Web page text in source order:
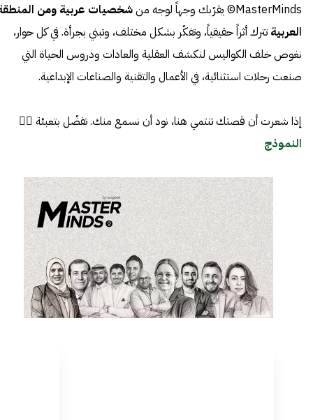
MasterMinds© يقرّبك وجهاً لوجه من
شخصيات عربية ومن
العربية تترك أثراً حقيقياً، وتفكّر بشكل مختلف، وتبني بجرأة. في كل حوار،
نغوص خلف الكواليس لنكشف العقلية والعادات ودروس الحياة التي
صنعت رحلات استثنائية، في الأعمال والتقنية والصناعات الإبداعية.
إذا شعرت أن قصتك تنتمي هنا، نود أن نسمع منك. تفضّل بتعبئة 👈🏼
النموذج